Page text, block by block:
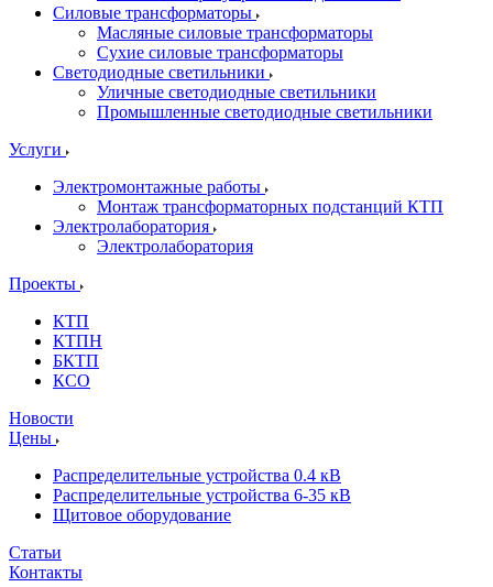
Силовые трансформаторы
Масляные силовые трансформаторы
Сухие силовые трансформаторы
Светодиодные светильники
Уличные светодиодные светильники
Промышленные светодиодные светильники
Услуги
Электромонтажные работы
Монтаж трансформаторных подстанций КТП
Электролаборатория
Электролаборатория
Проекты
КТП
КТПН
БКТП
КСО
Новости
Цены
Распределительные устройства 0.4 кВ
Распределительные устройства 6-35 кВ
Щитовое оборудование
Статьи
Контакты